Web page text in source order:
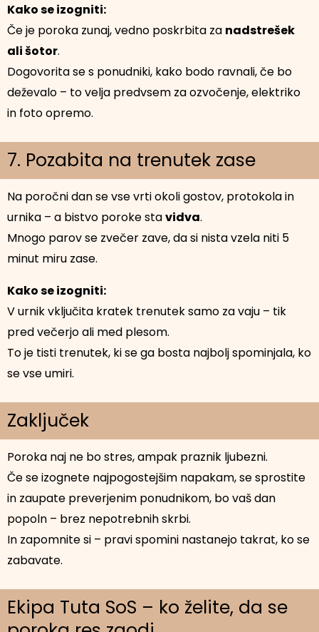
Kako se izogniti:
Če je poroka zunaj, vedno poskrbita za nadstrešek
ali šotor.
Dogovorita se s ponudniki, kako bodo ravnali, če bo
deževalo – to velja predvsem za ozvočenje, elektriko
in foto opremo.
7. Pozabita na trenutek zase
Na poročni dan se vse vrti okoli gostov, protokola in
urnika – a bistvo poroke stavidva.
Mnogo parov se zvečer zave, da si nista vzela niti 5
minut miru zase.
Kako se izogniti:
V urnik vključita kratek trenutek samo za vaju – tik
pred večerjo ali med plesom.
To je tisti trenutek, ki se ga bosta najbolj spominjala, ko
se vse umiri.
Zaključek
Poroka naj ne bo stres, ampak praznik ljubezni.
Če se izognete najpogostejšim napakam, se sprostite
in zaupate preverjenim ponudnikom, bo vaš dan
popoln – brez nepotrebnih skrbi.
In zapomnite si – pravi spomini nastanejo takrat, ko se
zabavate.
Ekipa Tuta SoS – ko želite, da se